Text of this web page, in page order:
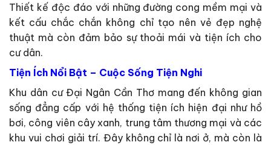
Thiết kế độc đáo với những đường cong mềm mại và
kết cấu chắc chắn không chỉ tạo nên vẻ đẹp nghệ
thuật mà còn đảm bảo sự thoải mái và tiện ích cho
cư dân.
Tiện Ích Nổi Bật – Cuộc Sống Tiện Nghi
Khu dân cư Đại Ngân Cần Thơ mang đến không gian
sống đẳng cấp với hệ thống tiện ích hiện đại như hồ
bơi, công viên cây xanh, trung tâm thương mại và các
khu vui chơi giải trí. Đây không chỉ là nơi ở, mà còn là